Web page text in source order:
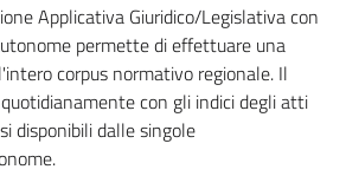
Applicativa Giuridico/Legislativa con
permette di effettuare una
corpus normativo regionale. Il
con gli indici degli atti
disponibili dalle singole